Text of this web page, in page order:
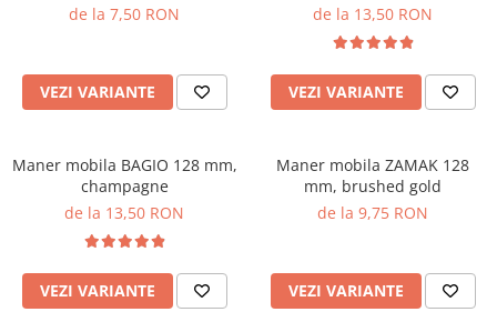
de la 7,50 RON
VEZI VARIANTE
de la 13,50 RON
VEZI VARIANTE
Maner mobila BAGIO 128 mm,
champagne
de la 13,50 RON
VEZI VARIANTE
Maner mobila ZAMAK 128
mm, brushed gold
de la 9,75 RON
VEZI VARIANTE